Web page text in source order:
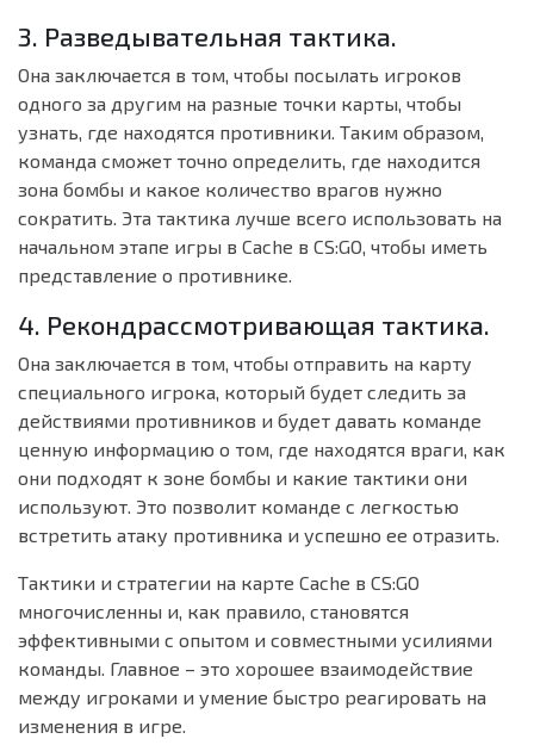
3. Разведывательная тактика.
Она заключается в том, чтобы посылать игроков
одного за другим на разные точки карты, чтобы
узнать, где находятся противники. Таким образом,
команда сможет точно определить, где находится
зона бомбы и какое количество врагов нужно
сократить. Эта тактика лучше всего использовать на
начальном этапе игры в Cache в CS:GO, чтобы иметь
представление о противнике.
4. Рекондрассмотривающая тактика.
Она заключается в том, чтобы отправить на карту
специального игрока, который будет следить за
действиями противников и будет давать команде
ценную информацию о том, где находятся враги, как
они подходят к зоне бомбы и какие тактики они
используют. Это позволит команде с легкостью
встретить атаку противника и успешно ее отразить.
Тактики и стратегии на карте Cache в CS:GO
многочисленны и, как правило, становятся
эффективными с опытом и совместными усилиями
команды. Главное – это хорошее взаимодействие
между игроками и умение быстро реагировать на
изменения в игре.